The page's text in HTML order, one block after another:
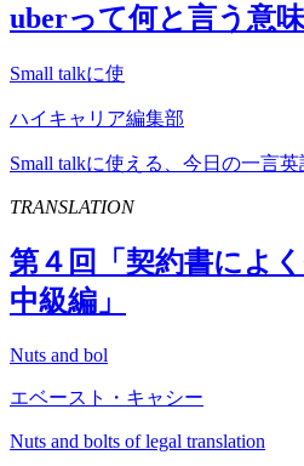
uberって何と言う意
Small talkに使
ハイキャリア編集部
Small talkに使える、今日の一言英
TRANSLATION
第４回「契約書によ
中級編」
Nuts and bol
エベースト・キャシー
Nuts and bolts of legal translation